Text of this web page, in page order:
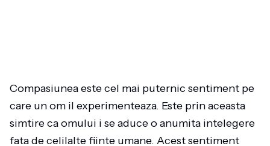
Compasiunea este cel mai puternic sentiment pe
care un om il experimenteaza. Este prin aceasta
simtire ca omului i se aduce o anumita intelegere
fata de celilalte fiinte umane. Acest sentiment